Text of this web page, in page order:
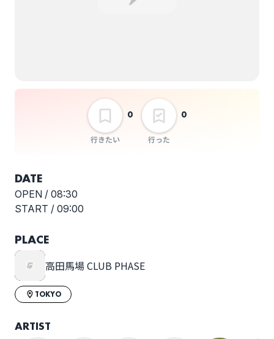
行きたい
0
行った
0
メガホンズ
pre『BEATNUTS』～
PHASE18thAnniversary！！
選択しない
DATE
OPEN / 08:30
START / 09:00
PLACE
高田馬場 CLUB PHASE
TOKYO
ARTIST